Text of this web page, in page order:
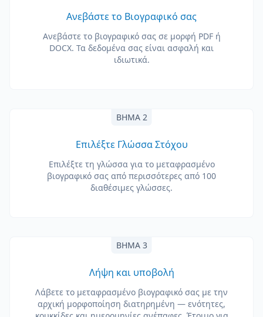
Ανεβάστε το Βιογραφικό σας
Ανεβάστε το βιογραφικό σας σε μορφή PDF ή
DOCX. Τα δεδομένα σας είναι ασφαλή και
ιδιωτικά.
ΒΉΜΑ 2
Επιλέξτε Γλώσσα Στόχου
Επιλέξτε τη γλώσσα για το μεταφρασμένο
βιογραφικό σας από περισσότερες από 100
διαθέσιμες γλώσσες.
ΒΉΜΑ 3
Λήψη και υποβολή
Λάβετε το μεταφρασμένο βιογραφικό σας με την
αρχική μορφοποίηση διατηρημένη — ενότητες,